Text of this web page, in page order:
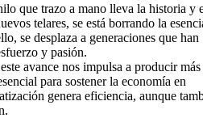
que trazo a mano lleva la historia y
telares, se está borrando la
se desplaza a generaciones que han
y pasión.
avance nos impulsa a producir más
para sostener la economía en
genera eficiencia, aunque